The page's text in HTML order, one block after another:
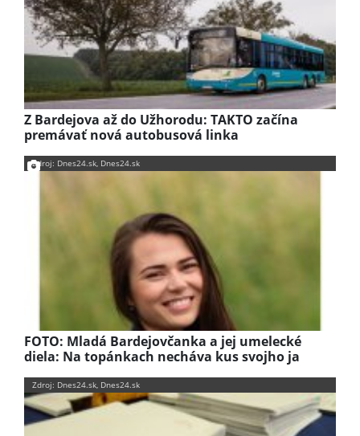
Z Bardejova až do Užhorodu: TAKTO začína
premávať nová autobusová linka
Zdroj: Dnes24.sk, Dnes24.sk
FOTO: Mladá Bardejovčanka a jej umelecké
diela: Na topánkach necháva kus svojho ja
Zdroj: Dnes24.sk, Dnes24.sk